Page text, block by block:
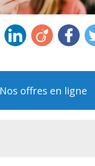
Nos offres en ligne